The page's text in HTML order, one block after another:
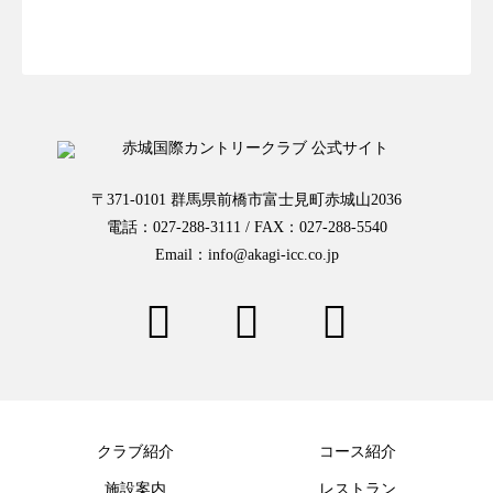
〒371-0101 群馬県前橋市富士見町赤城山2036
電話：027-288-3111 / FAX：027-288-5540
Email：info@akagi-icc.co.jp
クラブ紹介 コース紹介
施設案内 レストラン